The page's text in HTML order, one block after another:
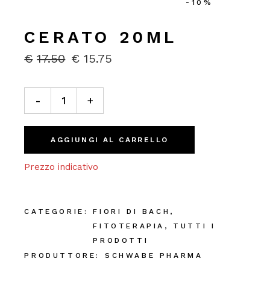
-10%
CERATO 20ML
€ 17.50
IL
ORIGINALE
ERA:
€17.50.
€ 15.75
IL
ATTUALE
€15.75.
Cerato 20ml quantity
- +
AGGIUNGI AL CARRELLO
Prezzo indicativo
CATEGORIE: FIORI DI BACH ,
FITOTERAPIA , TUTTI I
PRODOTTI
PRODUTTORE:
SCHWABE PHARMA